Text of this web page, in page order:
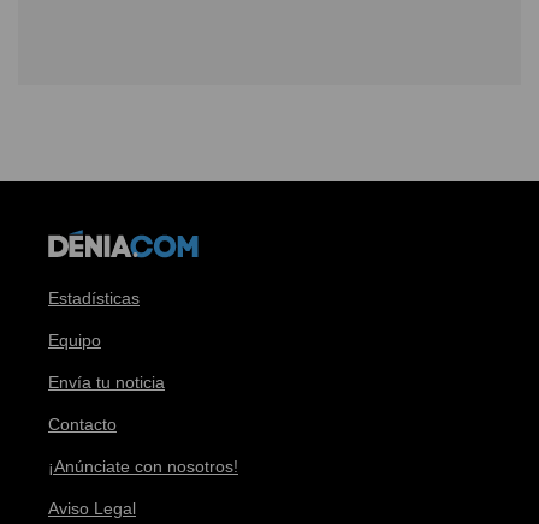
Estadísticas
Equipo
Envía tu noticia
Contacto
¡Anúnciate con nosotros!
Aviso Legal